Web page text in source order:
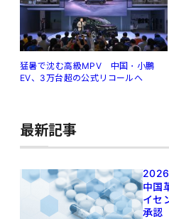
猛暑で沈む高級MPV 中国・小鵬
EV、3万台超の公式リコールへ
最新記事
中国
イセ
承認